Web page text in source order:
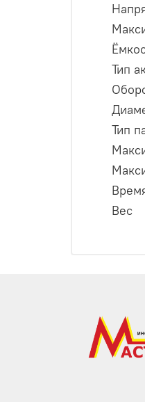
Тип
Тип
Вес